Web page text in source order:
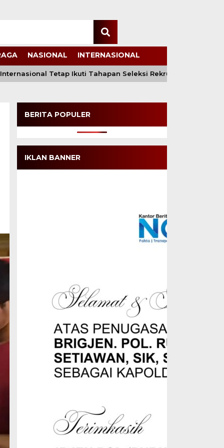
NASIONAL INTERNASIONAL
Tetap Ikuti Tahapan Seleksi Rekrutmen Polri
BERITA POPULER
IKLAN BANNER